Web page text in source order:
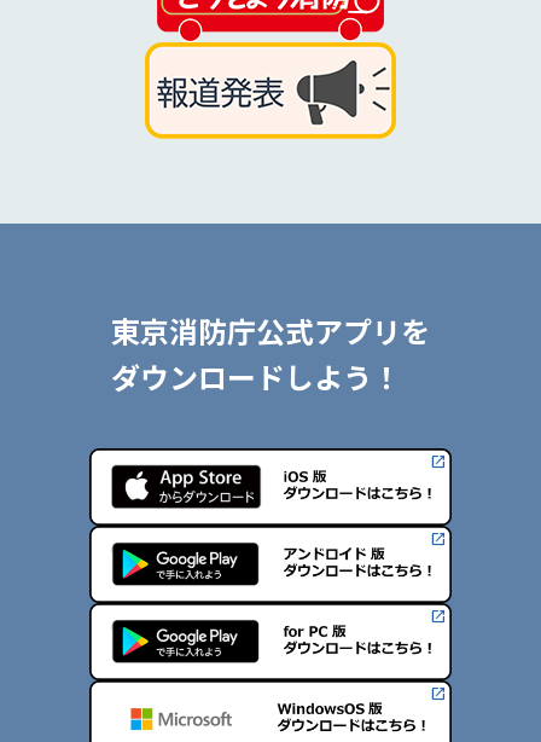
東京消防庁公式アプリを
ダウンロードしよう！